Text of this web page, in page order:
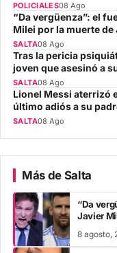
POLICIALES08 Ago
“Da vergüenza”: el
Milei por la muerte de
SALTA08 Ago
Tras la pericia
joven que asesinó a
SALTA08 Ago
Lionel Messi aterrizó
último adiós a su
SALTA08 Ago
Más de Salta
“Da
Javier
8 agosto,